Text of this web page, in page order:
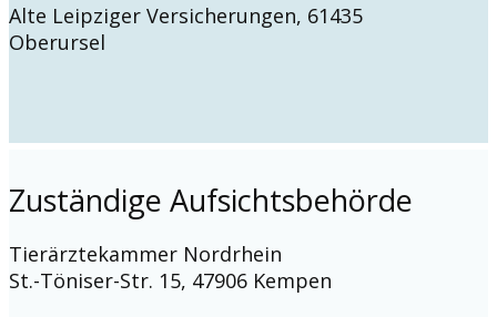
Alte Leipziger Versicherungen, 61435
Oberursel
Zuständige Aufsichtsbehörde
Tierärztekammer Nordrhein
St.-Töniser-Str. 15, 47906 Kempen